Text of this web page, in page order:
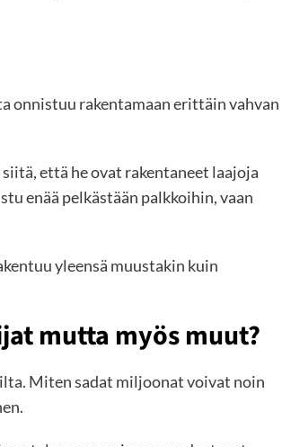
onnistuu rakentamaan erittäin vahvan
että he ovat rakentaneet laajoja
enää pelkästään palkkoihin, vaan
yleensä muustakin kuin
mutta myös muut?
Miten sadat miljoonat voivat noin